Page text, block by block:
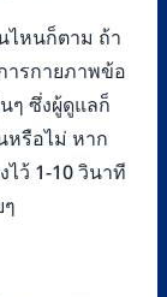
ไหนก็ตาม ถ้า
ารกายภาพข้อ
ๆ ซึ่งผู้ดูแลก็
หรือไม่ หาก
ว้ 1-10 วินาที